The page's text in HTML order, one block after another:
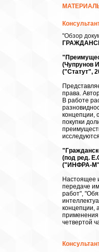
"Обзор
(Чупрунов
("Статут",
права.
В работе
концепции,
покупки
(под ред.
("ИНФРА-
Настоящее
передаче
работ",
концепции,
применения
четвертой